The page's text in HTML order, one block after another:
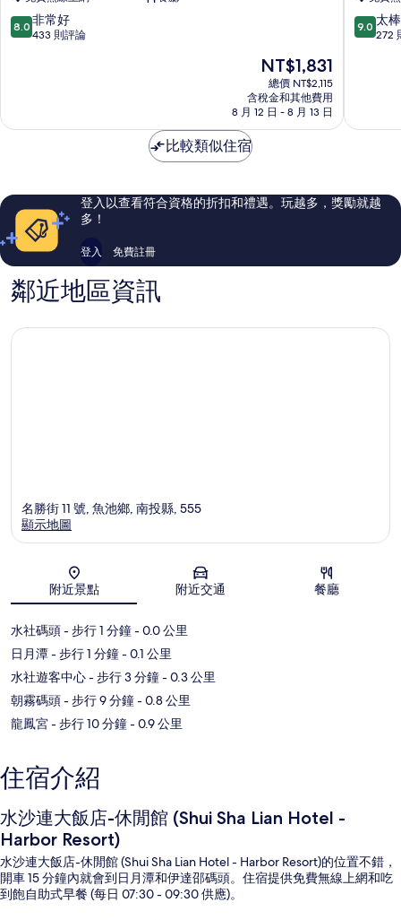
大
飯
8.0
分，
常
評
論
8.0 非常好
433 則評論
現
在
價
格
為
NT$1,831
總價 NT$2,115
含稅金和其他費用
8 月 12 日 - 8 月 13 日
民
宿
街
魚
池
9.0
分，
棒
評
論
9.0 太
272
比較類似住宿
登入以查看符合資格的折扣和禮遇。玩越多，獎勵就越
多！
登入 免費註冊
鄰近地區資訊
地圖
名勝街 11 號, 魚池鄉, 南投縣, 555
顯示地圖
附近景點 附近交通 餐廳
水社碼頭- 步行 1 分鐘- 0.0 公里
日月潭- 步行 1 分鐘- 0.1 公里
水社遊客中心- 步行 3 分鐘- 0.3 公里
朝霧碼頭- 步行 9 分鐘- 0.8 公里
龍鳳宮- 步行 10 分鐘- 0.9 公里
住宿介紹
水沙連大飯店-休閒館 (Shui Sha Lian Hotel -
Harbor Resort)
水沙連大飯店-休閒館 (Shui Sha Lian Hotel - Harbor Resort)的位置不錯，
開車 15 分鐘內就會到日月潭和伊達邵碼頭。住宿提供免費無線上網和吃
到飽自助式早餐 (每日 07:30 - 09:30 供應)。